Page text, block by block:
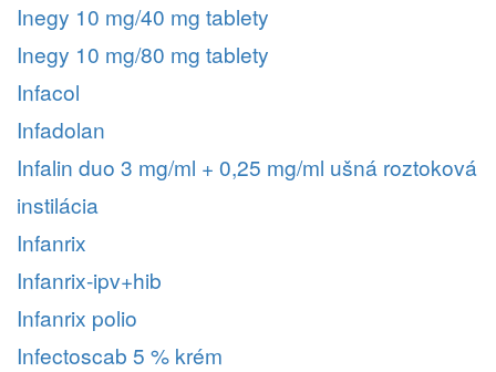
Inegy 10 mg/40 mg tablety
Inegy 10 mg/80 mg tablety
Infacol
Infadolan
Infalin duo 3 mg/ml + 0,25 mg/ml ušná roztoková
instilácia
Infanrix
Infanrix-ipv+hib
Infanrix polio
Infectoscab 5 % krém